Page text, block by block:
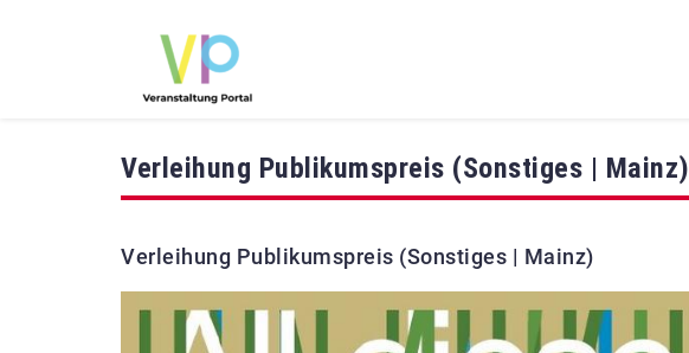
Verleihung Publikumspreis (Sonstiges | Mainz)
Verleihung Publikumspreis (Sonstiges | Mainz)